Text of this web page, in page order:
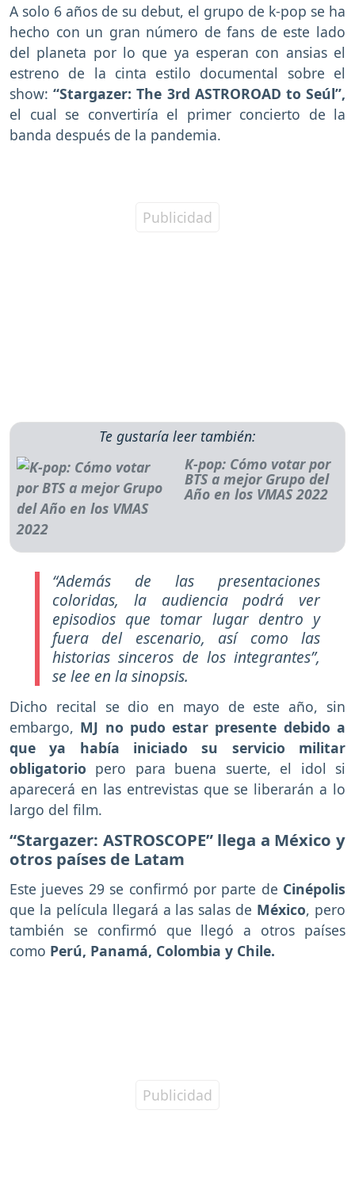
A solo 6 años de su debut, el grupo de k-pop se ha
hecho con un gran número de fans de este lado
del planeta por lo que ya esperan con ansias el
estreno de la cinta estilo documental sobre el
show:“Stargazer: The 3rd ASTROROAD to Seúl”,
el cual se convertiría el primer concierto de la
banda después de la pandemia.
Te gustaría leer también:
K-pop: Cómo votar por
BTS a mejor Grupo del
Año en los VMAS 2022
“Además de las presentaciones
coloridas, la audiencia podrá ver
episodios que tomar lugar dentro y
fuera del escenario, así como las
historias sinceros de los integrantes”,
se lee en la sinopsis.
Dicho recital se dio en mayo de este año, sin
embargo, MJ no pudo estar presente debido a
que ya había iniciado su servicio militar
obligatorio pero para buena suerte, el idol si
aparecerá en las entrevistas que se liberarán a lo
largo del film.
“Stargazer: ASTROSCOPE” llega a México y
otros países de Latam
Este jueves 29 se confirmó por parte de Cinépolis
que la película llegará a las salas de México, pero
también se confirmó que llegó a otros países
como Perú, Panamá, Colombia y Chile.